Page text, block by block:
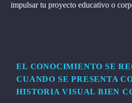
impulsar tu proyecto educativo o
EL CONOCIMIENTO SE
CUANDO SE PRESENTA
HISTORIA VISUAL BIEN